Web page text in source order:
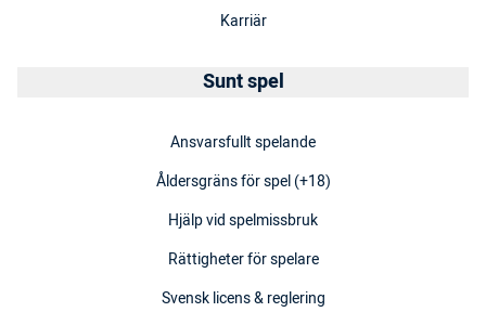
Karriär
Sunt spel
Ansvarsfullt spelande
Åldersgräns för spel (+18)
Hjälp vid spelmissbruk
Rättigheter för spelare
Svensk licens & reglering